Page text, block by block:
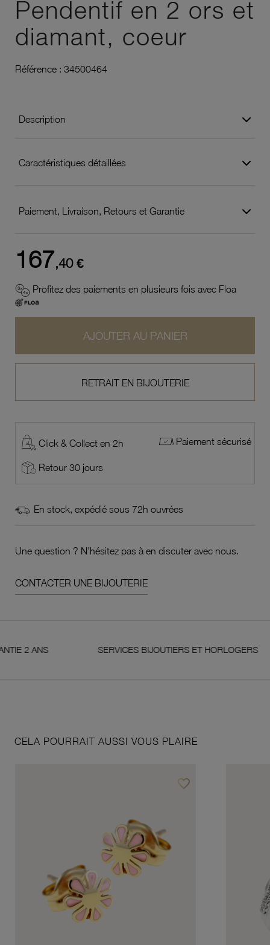
Pendentif en 2 ors et
diamant, coeur
Référence : 34500464
Description
Caractéristiques détaillées
Paiement, Livraison, Retours et Garantie
167,40 €
Profitez des paiements en plusieurs fois avec Floa
AJOUTER AU PANIER
RETRAIT EN BIJOUTERIE
Click & Collect en 2h Paiement sécurisé
Retour 30 jours
En stock, expédié sous 72h ouvrées
Une question ? N'hésitez pas à en discuter avec nous.
CONTACTER UNE BIJOUTERIE
SERVICES BIJOUTIERS ET HORLOGERS
CELA POURRAIT AUSSI VOUS PLAIRE
favorite_borderAjouter à vos favoris